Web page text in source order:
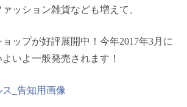
ッション雑貨なども増えて、
ップが好評展開中！今年2017年3月に
いよ一般発売されます！